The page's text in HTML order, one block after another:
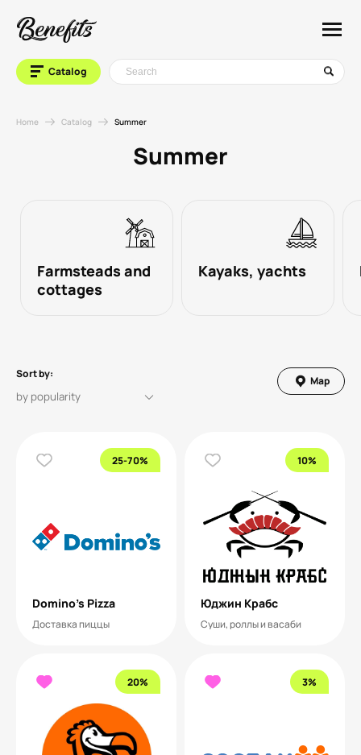
Catalog
Home Catalog Summer
Summer
Farmsteads and
cottages
Kayaks, yachts
Sort by:
Map
25-70%
Domino’s Pizza
Доставка пиццы
10%
Юджин Крабс
Суши, роллы и васаби
20% 3%